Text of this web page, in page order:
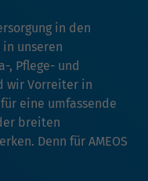
in den
unseren
, Pflege- und
wir Vorreiter in
eine umfassende
breiten
Denn für AMEOS